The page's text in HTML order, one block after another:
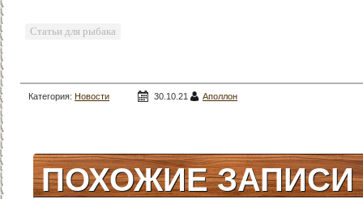
Статьи для рыбака
Категория: Новости
Ротан/Карп/Ловля на
спиннинг/Объекты ловли
Статьи для рыбака
30.10.21 Аполлон
ПОХОЖИЕ ЗАПИСИ